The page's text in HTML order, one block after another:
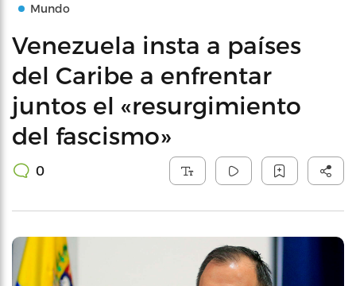
Mundo
Venezuela insta a países
del Caribe a enfrentar
juntos el «resurgimiento
del fascismo»
0